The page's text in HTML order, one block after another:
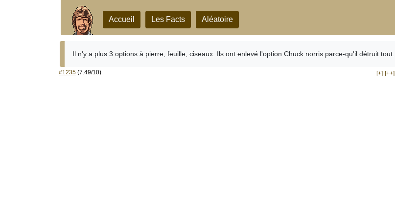
Accueil Les Facts Aléatoire
Il n'y a plus 3 options à pierre, feuille, ciseaux. Ils ont enlevé l'option Chuck norris parce-qu'il détruit tout...
#1235 (7.49/10) [+] [++]